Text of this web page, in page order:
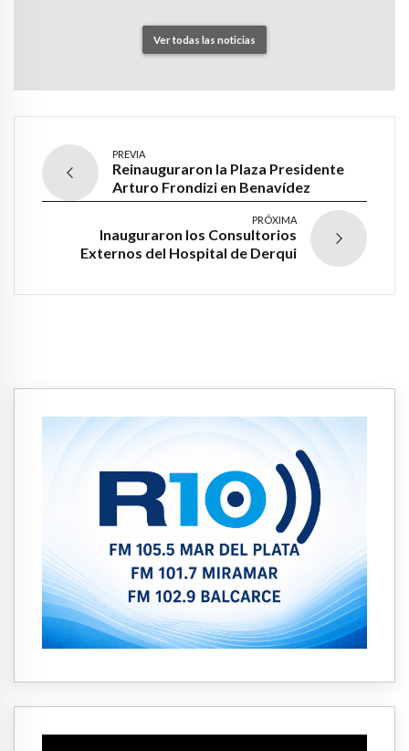
Ver todas las noticias
PREVIA
Reinauguraron la Plaza Presidente
Arturo Frondizi en Benavídez
PRÓXIMA
Inauguraron los Consultorios
Externos del Hospital de Derqui